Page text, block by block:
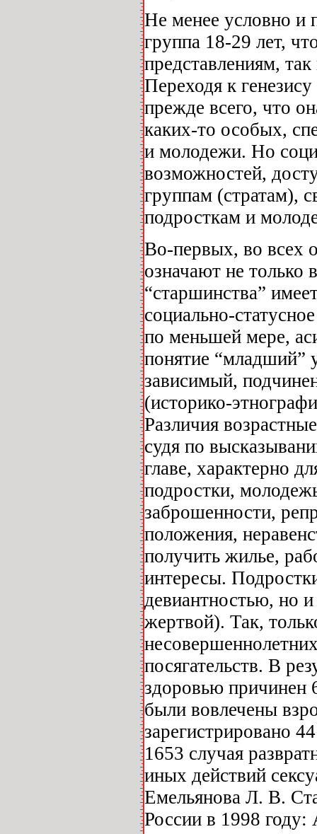
Не менее условно и
группа 18-29 лет,
представлениям,
Переходя к
прежде всего, что
каких-то особых,
и молодежи. Но
возможностей,
группам (стратам),
подросткам и
Во-первых, во всех
означают не только
“старшинства”
социально-
по меньшей мере,
понятие “младший”
зависимый,
(историко-
Различия
судя по
главе, характерно
подростки,
заброшенности,
положения,
получить жилье,
интересы.
девиантностью, но
жертвой). Так,
посягательств. В
здоровью причинен
были вовлечены
зарегистрировано
1653 случая
иных действий
Емельянова Л. В.
России в 1998